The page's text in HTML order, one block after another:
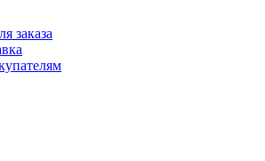
заказа